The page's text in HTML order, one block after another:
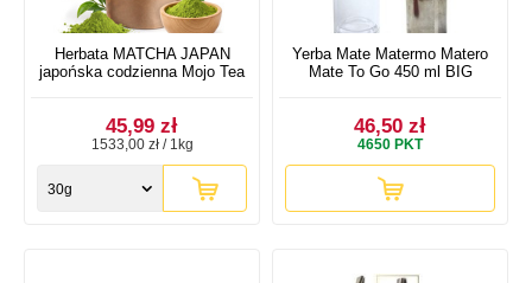
Herbata MATCHA JAPAN
japońska codzienna Mojo Tea
45,99 zł
1533,00 zł / 1kg
30g
Yerba Mate Matermo Matero
Mate To Go 450 ml BIG
46,50 zł
4650 PKT